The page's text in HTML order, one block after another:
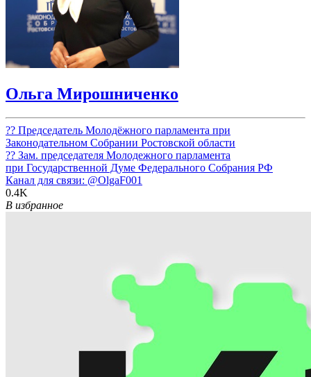
Ольга Мирошниченко
?? Председатель Молодёжного парламента при
Законодательном Собрании Ростовской области
?? Зам. председателя Молодежного парламента
при Государственной Думе Федерального Собрания РФ
Канал для связи: @OlgaF001
0.4K
В избранное